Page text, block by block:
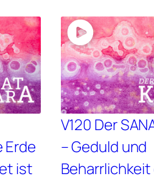
Erde
ist
V120 Der
– Geduld und